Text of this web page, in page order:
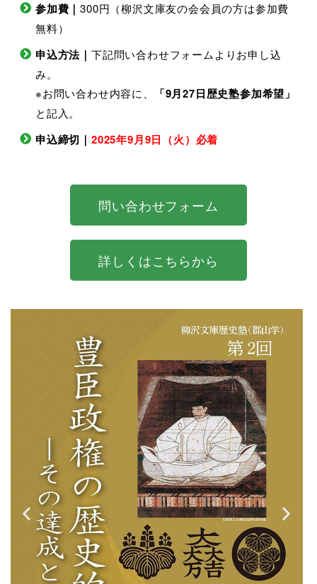
参加費｜300円（柳沢文庫友の会会員の方は参加費
無料）
申込方法｜ 下記問い合わせフォームよりお申し込
み。
※お問い合わせ内容に、
「9月27日歴史塾参加希望」
と記入。
申込締切｜ 2025年9月9日（火）必着
問い合わせフォーム
詳しくはこちらから